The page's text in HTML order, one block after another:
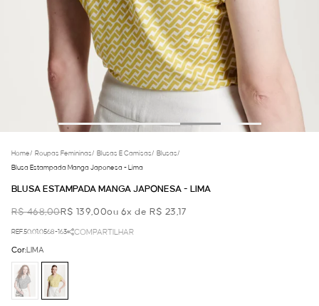
Home/ Roupas Femininas/ Blusas E Camisas/ Blusas/
Blusa Estampada Manga Japonesa - Lima
BLUSA ESTAMPADA MANGA JAPONESA - LIMA
R$ 468,00R$ 139,00ou 6x de R$ 23,17
REF.50.01.0568-163 COMPARTILHAR
Cor:LIMA